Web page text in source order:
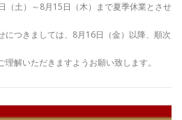
（土）～8月15日（木）まで夏季休業とさせ
につきましては、8月16日（金）以降、順次
解いただきますようお願い致します。